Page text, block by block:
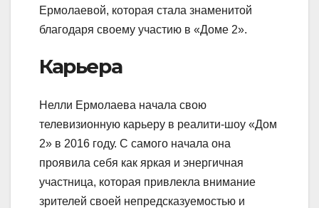
Ермолаевой, которая стала знаменитой
благодаря своему участию в «Доме 2».
Карьера
Нелли Ермолаева начала свою
телевизионную карьеру в реалити-шоу «Дом
2» в 2016 году. С самого начала она
проявила себя как яркая и энергичная
участница, которая привлекла внимание
зрителей своей непредсказуемостью и